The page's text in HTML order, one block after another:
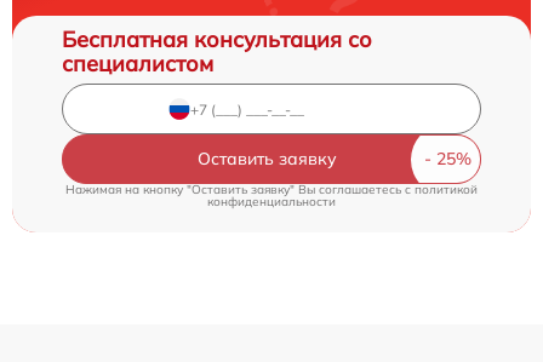
Бесплатная консультация со
специалистом
Оставить заявку
Нажимая на кнопку "Оставить заявку" Вы соглашаетесь c политикой
конфиденциальности